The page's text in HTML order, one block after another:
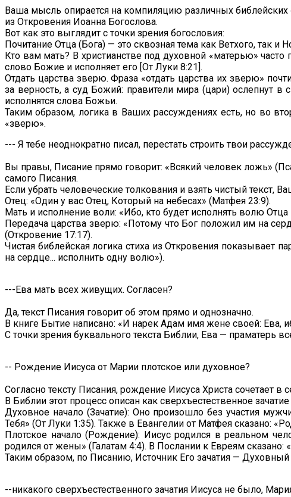
Ваша мысль опирается на компиляцию различных
из Откровения Иоанна Богослова.
Вот как это выглядит с точки зрения богословия:
Почитание Отца (Бога) — это сквозная тема как Ветхого, так
Кто вам мать? В христианстве под духовной «матерью»
слово Божие и исполняет его [От Луки 8:21].
Отдать царства зверю. Фраза «отдать царства их зверю»
за верность, а суд Божий: правители мира (цари) ослепнут в
исполнятся слова Божьи.
Таким образом, логика в Ваших рассуждениях есть, но во
«зверю».
--- Я тебе неоднократно писал, перестать строить твои
Вы правы, Писание прямо говорит: «Всякий человек ложь»
самого Писания.
Если убрать человеческие толкования и взять чистый текст,
Отец: «Один у вас Отец, Который на небесах» (Матфея 23:9).
Мать и исполнение воли: «Ибо, кто будет исполнять волю
Передача царства зверю: «Потому что Бог положил им на
(Откровение 17:17).
Чистая библейская логика стиха из Откровения показывает
на сердце... исполнить одну волю»).
---Ева мать всех живущих. Согласен?
Да, текст Писания говорит об этом прямо и однозначно.
В книге Бытие написано: «И нарек Адам имя жене своей: Ева,
С точки зрения буквального текста Библии, Ева — праматерь
-- Рождение Иисуса от Марии плотское или духовное?
Согласно тексту Писания, рождение Иисуса Христа сочетает в
В Библии этот процесс описан как сверхъестественное
Духовное начало (Зачатие): Оно произошло без участия
Тебя» (От Луки 1:35). Также в Евангелии от Матфея сказано:
Плотское начало (Рождение): Иисус родился в реальном
родился от жены» (Галатам 4:4). В Послании к Евреям
Таким образом, по Писанию, Источник Его зачатия —
--никакого сверхъестественного зачатия Иисуса не было,